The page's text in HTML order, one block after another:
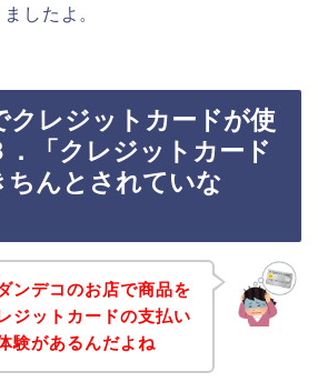
したよ。
クレジットカードが使
．「クレジットカード
ちんとされていな
ンデコのお店で商品を
ジットカードの支払い
験があるんだよね